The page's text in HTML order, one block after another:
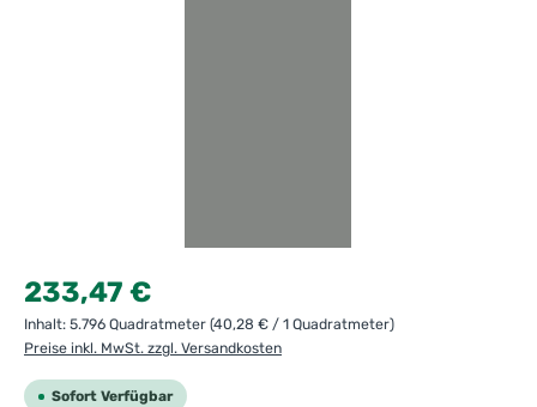
Regulärer Preis:
233,47 €
Inhalt: 5.796 Quadratmeter (40,28 € / 1 Quadratmeter)
Preise inkl. MwSt. zzgl. Versandkosten
Sofort Verfügbar